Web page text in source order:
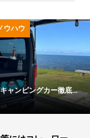
ウハウ
ャンピングカー徹底...